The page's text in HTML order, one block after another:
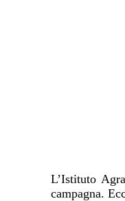
L’Istituto
campagna.